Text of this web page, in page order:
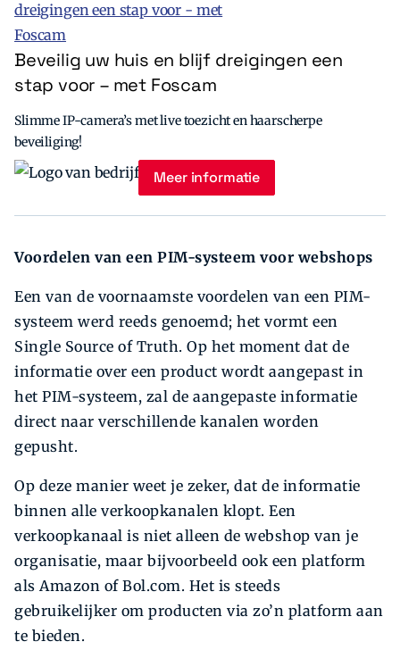
Beveilig uw huis en blijf dreigingen een
stap voor – met Foscam
Slimme IP-camera’s met live toezicht en haarscherpe
beveiliging!
Meer informatie
Voordelen van een PIM-systeem voor webshops
Een van de voornaamste voordelen van een PIM-
systeem werd reeds genoemd; het vormt een
Single Source of Truth. Op het moment dat de
informatie over een product wordt aangepast in
het PIM-systeem, zal de aangepaste informatie
direct naar verschillende kanalen worden
gepusht.
Op deze manier weet je zeker, dat de informatie
binnen alle verkoopkanalen klopt. Een
verkoopkanaal is niet alleen de webshop van je
organisatie, maar bijvoorbeeld ook een platform
als Amazon of Bol.com. Het is steeds
gebruikelijker om producten via zo’n platform aan
te bieden.